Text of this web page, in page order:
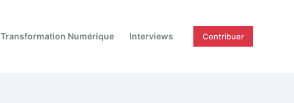
Transformation Numérique Interviews Contribuer